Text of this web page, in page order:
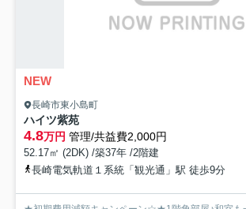
NEW
長崎市東小島町
ハイツ紫苑
4.8万円 管理/共益費2,000円
52.17㎡ (2DK) /築37年 /2階建
長崎電気軌道１系統「観光通」駅 徒歩9分